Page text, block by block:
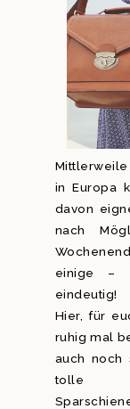
Mittlerweile
in Europa
davon
nach
einige –
eindeutig!
Hier, für
ruhig mal
auch noch
tolle